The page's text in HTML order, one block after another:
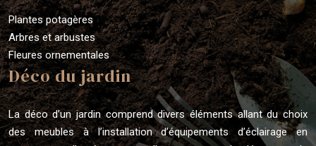
Plantes potagères
Arbres et arbustes
Fleures ornementales
Déco du jardin
La déco d’un jardin comprend divers éléments allant du choix
des meubles à l’installation d’équipements d’éclairage en